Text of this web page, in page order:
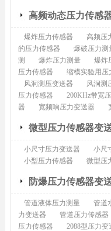
高频动态压力传感
爆炸压力传感器 高频压
的压力传感器
爆破压力测
测
爆炸压力测量 爆炸
压力传感器
缩模实验用压
风洞测压变送器
风洞测
压力传感器
200KHz带宽
器
宽频响压力变送器
微型压力传感器变
小尺寸压力变送器 小尺
小型压力传感器
微型压
防爆压力传感器变
管道液体压力测量 管道
力变送器
管道压力传感器
压力传感器
2088型压力变